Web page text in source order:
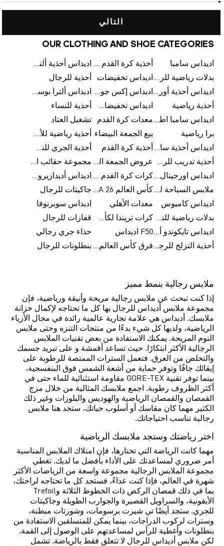
التالي
OUR CLOTHING AND SHOE CATEGORIES
اديداس سامبا أحذية كرة القدم للرجال
اديداس أحذية ألترا بوست للرجال
بدلات رياضية للرجال اديداس تخفيضات
أحذية للرجال
اديداس أحذية أورجينالز
اديداس إكس جود بيلينغهام
اديداس ألترا بوست
أحذية رياضية
اديداس تخفيضات للأطفال
أحذية للنساء
اديداس سامبا اطفالمعدات كرة القدم
تشغيل العتاد
برا رياضية
بيع الجمعة البيضاء
أحذية رياضية للأطفال
اديداس أحذية سامبا للنساء أحذية كرة القدم
أحذية الجري للنساء
أحذية تدريب للرجال
عروض الجمعة البيضاء للرجال
مجموعة حقائب الظهر
اديداس اورجينال ملابس
كرات كرة القدم للرجال
اديداس أديدازيرو معدات الجري
ملابس السباحة للرجال
كأس العالم FIFA 26™ جاكيتات للرجال
اديداس كامبوس
معدات الأهلي
اديداس سوبرنوفا
بدلات رياضية للنساء
كرات تريندا لكأس العالم FIFA 26™
قفازات للرجال
اديداس تايكوندو أورجنالزF50 اديداس
حذاء جري رجالي
أحذية التزلج للرجال
فرق كأس العالم FIFA 26™ بنطلونات للرجال
ملابس رجالية بنمط مميز
إذا كنت تبحث عن ملابس رجالية مريحة وأنيقة ورياضية، فإن
مجموعة ملابس أديداس للرجال بها كل ما تحتاجه لإكمال خزانة
ملابسك. أديداس هي علامة تجارية عالمية رائدة في مجال الأزياء
الرياضية، ولديها كل شيء بدءًا من منتجات التنزه وحتى ملابس
النوم المريحة. يمكنك الاستفادة من بعض تقنيات الملابس
الرجالية الأكثر ابتكارًا. حيث تساعد أقمشة و على تبريد جسمك
والتخلص من العرق. فتعمل السترات الممتصة للرطوبة على
إبقائك جافًا وتوفر حماية من أشعة الشمس فوق البنفسجية،
بينما توفر تقنية GORE-TEX مقاومة استثنائية للماء حتى في
أكثر الظروف رطوبة. اجمع ملابسك المثالية من خلال مزج
القمصان والقمصان الرياضية والهوديس والبلوزات وغير ذلك
الكثير مهما كان مقاسك أو أسلوب حياتك، ستجد هنا ملابس
رجالية تناسب احتياجاتك.
اختر رياضتك وستجد ملابسك الرياضية
مهما كانت الرياضة التي تختارها، فإن امتلاك الملابس المناسبة
أمر ضروري لمساعدتك على الأداء بأفضل ما لديك. تغطي
مجموعة الملابس الرجالية مجموعة واسعة من الرياضات الأكثر
شهرة في العالم، فإذا كنت عداءً، فستجد كل ما تحتاجه لراحتك،
بما في ذلك قمصان الركض ذات الخطوط الثلاثة وTrefoil
الأيقونية، والسراويل القصيرة والجوارب الطويلة وجاكيتات
للجري. ستجد أيضًا تي شيرت برسومات، وشورتات مبطنة،
وسترات لركوب الدراجات، بينما يمكن للمتسلقين الاستفادة من
بنطلونات وأغطية للرأس لمساعدتهم على الوصول إلى القمة.
لكن ملابس أديداس للرجال لا تتعلق فقط بالرياضة. تشمل